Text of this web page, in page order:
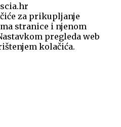
za prikupljanje
stranice i njenom
pregleda web
kolačića.